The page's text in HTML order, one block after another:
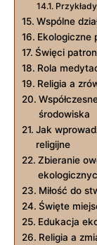
Wspólne
Ekologiczne
Święci
Rola
Religia a
środowiska
Jak
religijne
Zbieranie
Miłość⁤ do
Święte
Edukacja
Religia ⁣a